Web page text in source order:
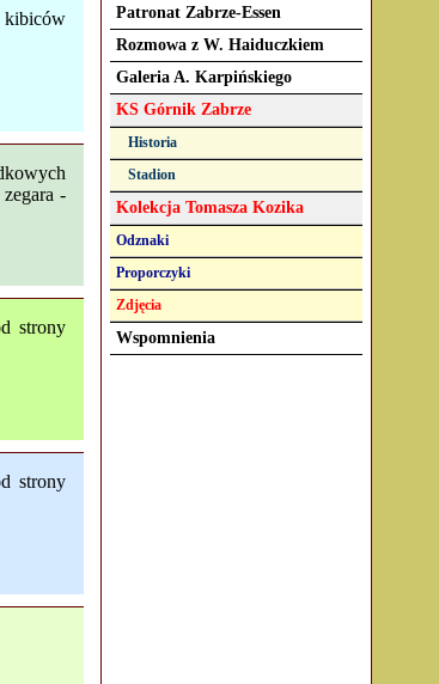
kibiców
-
strony
strony
Patronat Zabrze-Essen
Rozmowa z W. Haiduczkiem
Galeria A. Karpińskiego
KS Górnik Zabrze
Historia
Stadion
Kolekcja Tomasza Kozika
Odznaki
Proporczyki
Zdjęcia
Wspomnienia